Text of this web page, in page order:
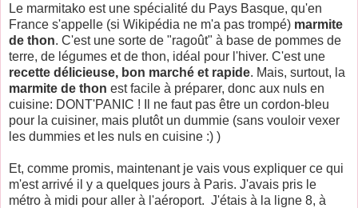
Le marmitako est une spécialité du Pays Basque, qu'en
France s'appelle (si Wikipédia ne m'a pas trompé) marmite
de thon. C'est une sorte de "ragoût" à base de pommes de
terre, de légumes et de thon, idéal pour l'hiver. C'est une
recette délicieuse, bon marché et rapide. Mais, surtout, la
marmite de thon est facile à préparer, donc aux nuls en
cuisine: DONT'PANIC ! Il ne faut pas être un cordon-bleu
pour la cuisiner, mais plutôt un dummie (sans vouloir vexer
les dummies et les nuls en cuisine :) )
Et, comme promis, maintenant je vais vous expliquer ce qui
m'est arrivé il y a quelques jours à Paris. J'avais pris le
métro à midi pour aller à l'aéroport. J'étais à la ligne 8, à